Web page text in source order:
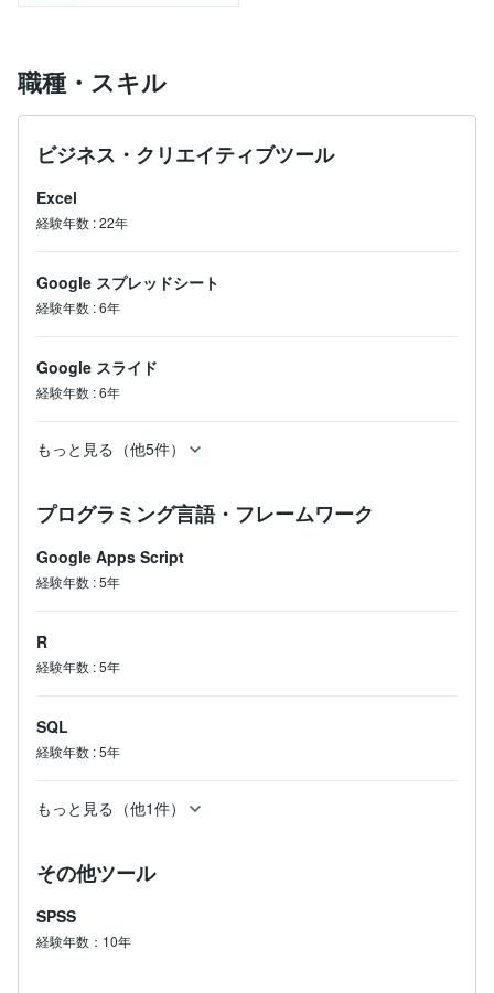
職種・スキル
ビジネス・クリエイティブツール
Excel
経験年数 :22年
Google スプレッドシート
経験年数 :6年
Google スライド
経験年数 :6年
もっと見る（他5件）
プログラミング言語・フレームワーク
Google Apps Script
経験年数 :5年
R
経験年数 :5年
SQL
経験年数 :5年
もっと見る（他1件）
その他ツール
SPSS
経験年数：10年